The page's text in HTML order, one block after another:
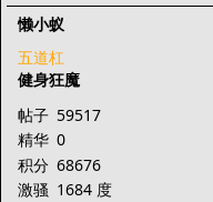
懒小蚁
五道杠
健身狂魔
帖子 59517
精华 0
积分 68676
激骚 1684 度